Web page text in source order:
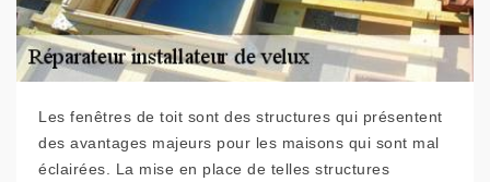
Les fenêtres de toit sont des structures qui présentent
des avantages majeurs pour les maisons qui sont mal
éclairées. La mise en place de telles structures